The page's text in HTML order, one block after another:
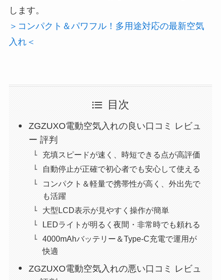
します。
＞コンパクト＆パワフル！多用途対応の最新空気
入れ＜
目次
ZGZUXO電動空気入れの良い口コミ レビュ
ー 評判
充填スピードが速く、時短できる点が高評価
自動停止が正確で初心者でも安心して使える
コンパクト＆軽量で携帯性が高く、外出先で
も活躍
大型LCD表示が見やすく操作が簡単
LEDライトが明るく夜間・非常時でも頼れる
4000mAhバッテリー＆Type-C充電で運用が
快適
ZGZUXO電動空気入れの悪い口コミ レビュ